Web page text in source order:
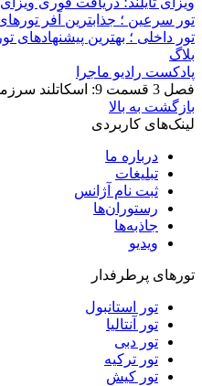
تور سرعین ؛ جذابترین آفر
تور داخلی ؛ بهترین پیشنهادهای
بلاگ
پادکست رادیو ماجرا
فصل 3 قسمت 9: اسکاتلند سرزمین افسانه ها و داستان ها
بازگشت به بالا
لینک‌های کاربردی
درباره ما
تبلیغات
ثبت نام آژانس
رستوران‌ها
جاذبه‌ها
ویدیو‌
تورهای پرطرفدار
تور استانبول
تور آنتالیا
تور دبی
تور ترکیه
تور کیش